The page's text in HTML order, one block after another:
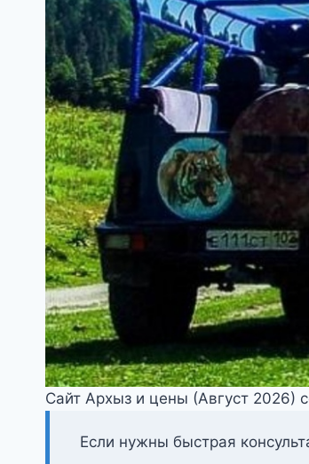
Сайт Архыз и цены (Август 2026)
Если нужны быстрая